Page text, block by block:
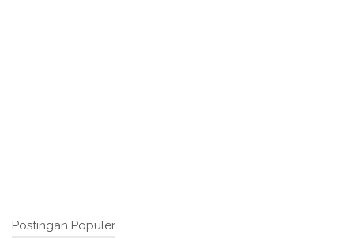
Postingan Populer